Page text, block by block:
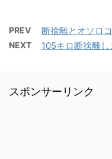
PREV 断捨離とオソロ
NEXT 105キロ断捨離し
スポンサーリンク